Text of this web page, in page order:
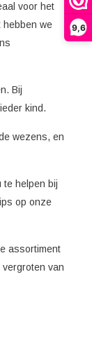
9,6
voor het
hebben we
Bij
kind.
wezens, en
te helpen bij
op onze
assortiment
van